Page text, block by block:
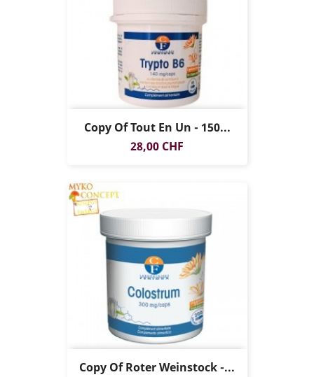
Copy Of Tout En Un - 150...
Preis
28,00 CHF
Copy Of Roter Weinstock -...